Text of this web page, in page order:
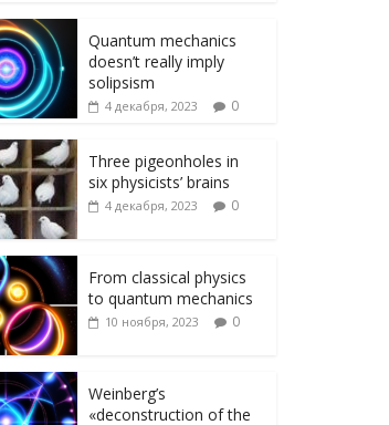
Quantum mechanics
doesn’t really imply
solipsism
4 декабря, 2023 0
Three pigeonholes in
six physicists’ brains
4 декабря, 2023 0
From classical physics
to quantum mechanics
10 ноября, 2023 0
Weinberg’s
«deconstruction of the